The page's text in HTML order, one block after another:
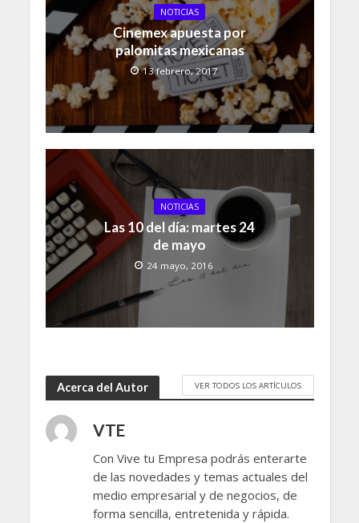
NOTICIAS
Cinemex apuesta por
palomitas mexicanas
13 febrero, 2017
NOTICIAS
Las 10 del día: martes 24
de mayo
24 mayo, 2016
Acerca del Autor VER TODOS LOS ARTÍCULOS
VTE
Con Vive tu Empresa podrás enterarte
de las novedades y temas actuales del
medio empresarial y de negocios, de
forma sencilla, entretenida y rápida.